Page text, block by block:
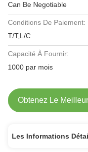
Can Be Negotiable
Conditions De Paiement:
T/T,L/C
Capacité À Fournir:
1000 par mois
Obtenez Le Meilleur
Les Informations